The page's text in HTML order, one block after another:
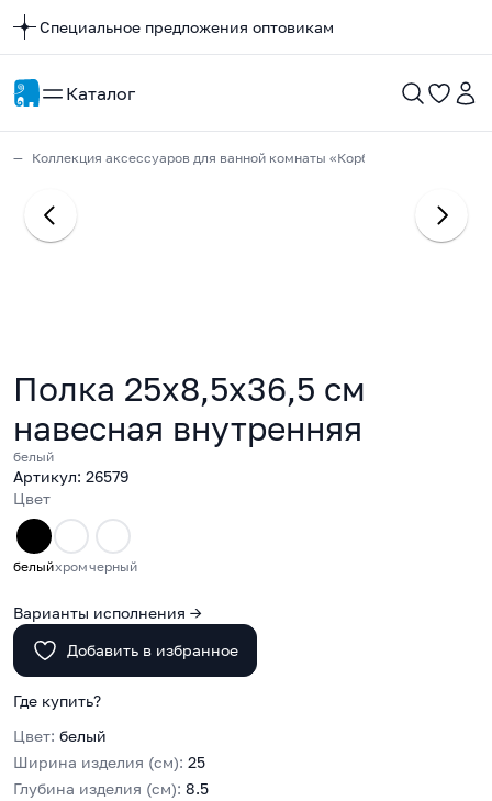
Специальное предложения оптовикам
Каталог
Коллекция аксессуаров для ванной комнаты «Корбо»
Полка 25х8,5х36,5 см
навесная внутренняя
белый
Артикул: 26579
Цвет
белыйхромчерный
Варианты исполнения →
Добавить в избранное
Где купить?
Цвет: белый
Ширина изделия (см): 25
Глубина изделия (см): 8.5